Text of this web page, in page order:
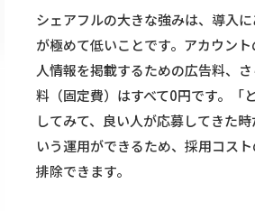
シェアフルの大きな強みは、導入
が極めて低いことです。アカウン
人情報を掲載するための広告料、
料（固定費）はすべて0円です。「
してみて、良い人が応募してきた
いう運用ができるため、採用コス
排除できます。